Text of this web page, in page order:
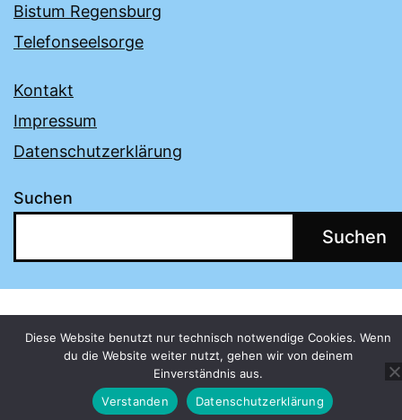
Bistum Regensburg
Telefonseelsorge
Kontakt
Impressum
Datenschutzerklärung
Suchen
Suchen
Diese Website benutzt nur technisch notwendige Cookies. Wenn
du die Website weiter nutzt, gehen wir von deinem
Einverständnis aus.
Verstanden
Datenschutzerklärung